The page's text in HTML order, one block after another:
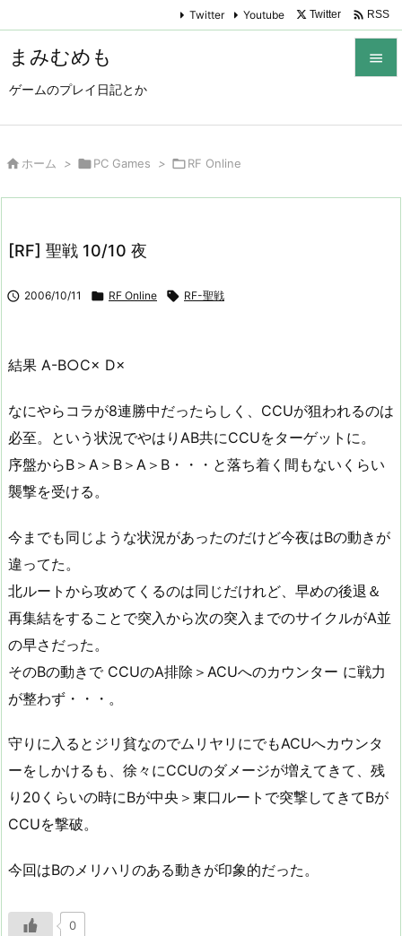
まみむめも
ゲームのプレイ日記とか

Twitter Youtube Twitter  RSS
 ホーム > PC Games > RF Online
[RF] 聖戦 10/10 夜
 2006/10/11  RF Online  RF-聖戦
結果 A-B○C× D×
なにやらコラが8連勝中だったらしく、CCUが狙われるのは
必至。という状況でやはりAB共にCCUをターゲットに。
序盤からB＞A＞B＞A＞B・・・と落ち着く間もないくらい
襲撃を受ける。
今までも同じような状況があったのだけど今夜はBの動きが
違ってた。
北ルートから攻めてくるのは同じだけれど、早めの後退＆
再集結をすることで突入から次の突入までのサイクルがA並
の早さだった。
そのBの動きで CCUのA排除＞ACUへのカウンター に戦力
が整わず・・・。
守りに入るとジリ貧なのでムリヤリにでもACUへカウンタ
ーをしかけるも、徐々にCCUのダメージが増えてきて、残
り20くらいの時にBが中央＞東口ルートで突撃してきてBが
CCUを撃破。
今回はBのメリハリのある動きが印象的だった。
0